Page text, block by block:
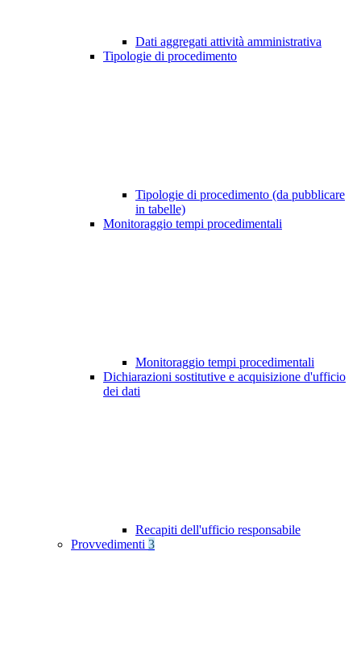
Dati aggregati attività amministrativa
Tipologie di procedimento
Tipologie di procedimento (da pubblicare
in tabelle)
Monitoraggio tempi procedimentali
Monitoraggio tempi procedimentali
Dichiarazioni sostitutive e acquisizione d'ufficio
dei dati
Recapiti dell'ufficio responsabile
Provvedimenti 3